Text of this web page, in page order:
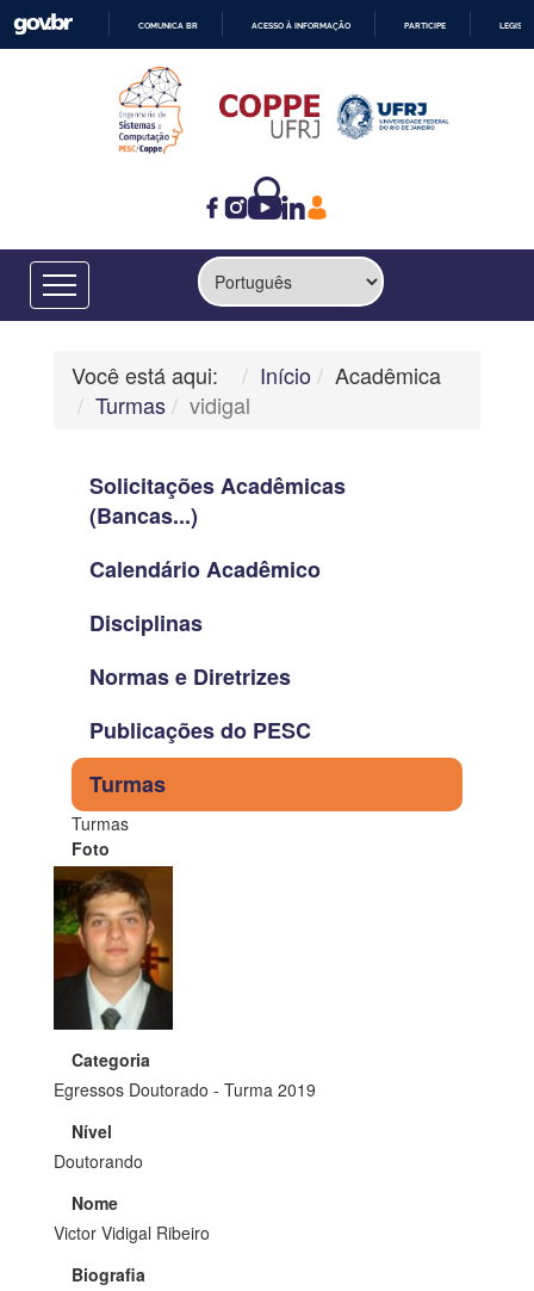
CONTEÚDO
COMUNICA BR ACESSO À INFORMAÇÃO PARTICIPE
Você está aqui: Início
Acadêmica
Turmas
vidigal
Solicitações Acadêmicas
(Bancas...)
Calendário Acadêmico
Disciplinas
Normas e Diretrizes
Publicações do PESC
Turmas
Turmas
Foto
Categoria
Egressos Doutorado - Turma 2019
Nível
Doutorando
Nome
Victor Vidigal Ribeiro
Biografia